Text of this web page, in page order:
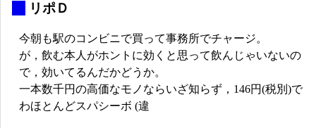
リポＤ
今朝も駅のコンビニで買って事務所でチャージ。
が，飲む本人がホントに効くと思って飲んじゃいないの
で，効いてるんだかどうか。
一本数千円の高価なモノならいざ知らず，146円(税別)で
わほとんどスパシーボ (違